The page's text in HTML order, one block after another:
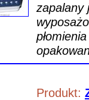
zapalany
Produkt: